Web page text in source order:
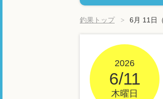
釣果トップ 6月 11日
2026
6/11
木曜日